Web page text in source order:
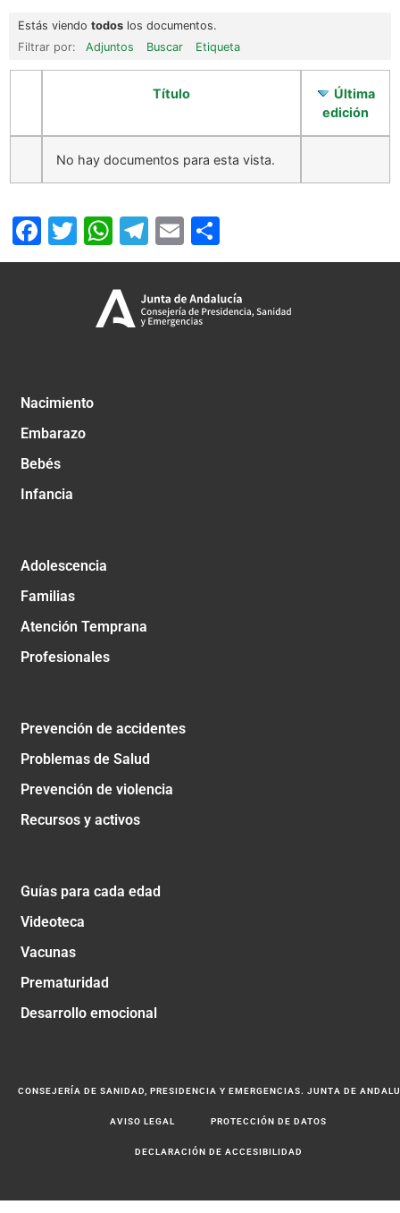
Estás viendo todos los documentos.
Filtrar por:
Adjuntos Buscar Etiqueta
Título
Última
edición
No hay documentos para esta vista.
Facebook
Twitter
WhatsApp
Telegram
Email
Nacimiento
Embarazo
Bebés
Infancia
Adolescencia
Familias
Atención Temprana
Profesionales
Prevención de accidentes
Problemas de Salud
Prevención de violencia
Recursos y activos
Guías para cada edad
Videoteca
Vacunas
Prematuridad
Desarrollo emocional
CONSEJERÍA DE SANIDAD, PRESIDENCIA Y EMERGENCIAS. JUNTA DE
AVISO LEGAL PROTECCIÓN DE DATOS
DECLARACIÓN DE ACCESIBILIDAD